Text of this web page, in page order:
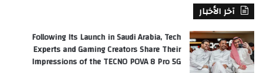
آخر الأخبار
Following Its Launch in Saudi Arabia, Tech
Experts and Gaming Creators Share Their
Impressions of the TECNO POVA 8 Pro 5G